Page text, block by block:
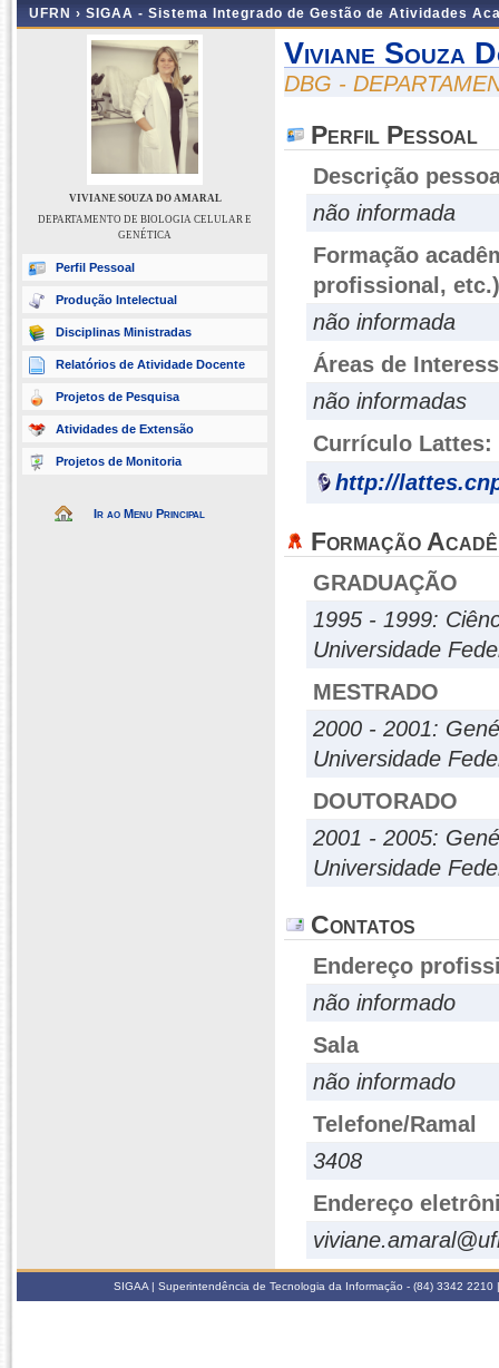
UFRN › SIGAA - Sistema Integrado de Gestão de Atividades
VIVIANE SOUZA DO AMARAL
DEPARTAMENTO DE BIOLOGIA CELULAR E
GENÉTICA
Perfil Pessoal
Produção Intelectual
Disciplinas Ministradas
Relatórios de Atividade Docente
Projetos de Pesquisa
Atividades de Extensão
Projetos de Monitoria
Ir ao Menu Principal
Viviane Souza
DBG -
Perfil Pessoal
Descrição
não informada
Formação
profissional, etc.)
não informada
Áreas de
não informadas
Currículo Lattes:
http://
Formação
GRADUAÇÃO
1995 - 1999:
Universidade
MESTRADO
2000 - 2001:
Universidade
DOUTORADO
2001 - 2005:
Universidade
Contatos
Endereço
não informado
Sala
não informado
Telefone/Ramal
3408
Endereço
SIGAA | Superintendência de Tecnologia da Informação - (84) 3342